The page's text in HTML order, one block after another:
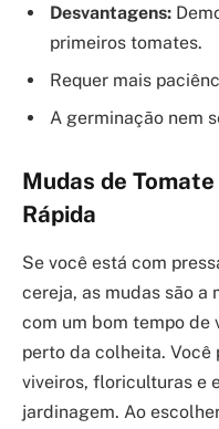
Desvantagens:
primeiros tomates.
Requer mais
A germinação nem
Mudas de
Rápida
Se você está com
cereja, as mudas são a
com um bom tempo de
perto da colheita. Você
viveiros, floriculturas e
jardinagem. Ao